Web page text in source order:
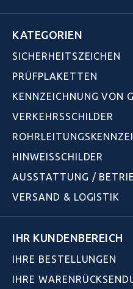
KATEGORIEN
SICHERHEITSZEICHEN
PRÜFPLAKETTEN
KENNZEICHNUNG VON
VERKEHRSSCHILDER
HINWEISSCHILDER
AUSSTATTUNG /
VERSAND & LOGISTIK
IHR KUNDENBEREICH
IHRE BESTELLUNGEN
IHRE